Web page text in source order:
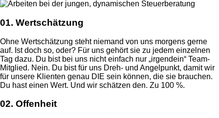
01. Wertschätzung
Ohne Wertschätzung steht niemand von uns morgens gerne
auf. Ist doch so, oder? Für uns gehört sie zu jedem einzelnen
Tag dazu. Du bist bei uns nicht einfach nur „irgendein“ Team-
Mitglied. Nein. Du bist für uns Dreh- und Angelpunkt, damit wir
für unsere Klienten genau DIE sein können, die sie brauchen.
Du hast einen Wert. Und wir schätzen den. Zu 100 %.
02. Offenheit